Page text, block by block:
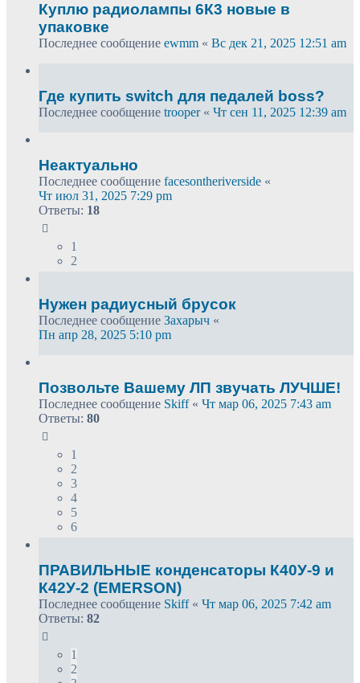
Куплю радиолампы 6К3 новые в
упаковке
Последнее сообщение ewmm « Вс дек 21, 2025 12:51 am
Где купить switch для педалей boss?
Последнее сообщение trooper« Чт сен 11, 2025 12:39 am
Неактуально
Последнее сообщение facesontheriverside «
Чт июл 31, 2025 7:29 pm
Ответы: 18
1
2
Нужен радиусный брусок
Последнее сообщение Захарыч «
Пн апр 28, 2025 5:10 pm
Позвольте Вашему ЛП звучать ЛУЧШЕ!
Последнее сообщение Skiff« Чт мар 06, 2025 7:43 am
Ответы: 80
1
2
3
4
5
6
ПРАВИЛЬНЫЕ конденсаторы К40У-9 и
К42У-2 (EMERSON)
Последнее сообщение Skiff« Чт мар 06, 2025 7:42 am
Ответы: 82
1
2